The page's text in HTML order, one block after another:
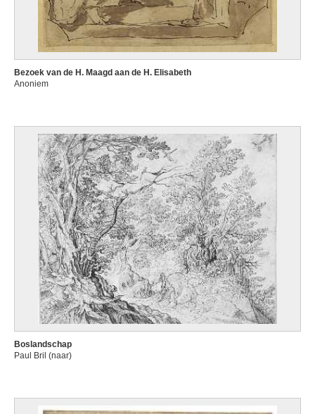
Bezoek van de H. Maagd aan de H. Elisabeth
Anoniem
Boslandschap
Paul Bril (naar)